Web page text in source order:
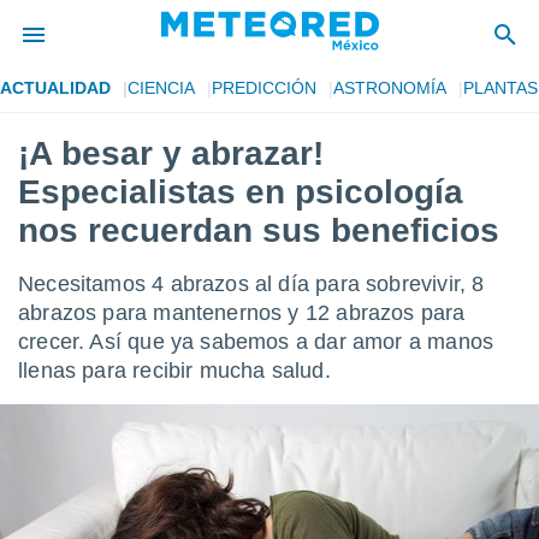
de
ha sido
para
que se
calidad.
las
basada
ACTUALIDAD CIENCIA PREDICCIÓN ASTRONOMÍA PLANTAS
¡A besar y abrazar!
Especialistas en psicología
nos recuerdan sus beneficios
Necesitamos 4 abrazos al día para sobrevivir, 8
abrazos para mantenernos y 12 abrazos para
crecer. Así que ya sabemos a dar amor a manos
llenas para recibir mucha salud.